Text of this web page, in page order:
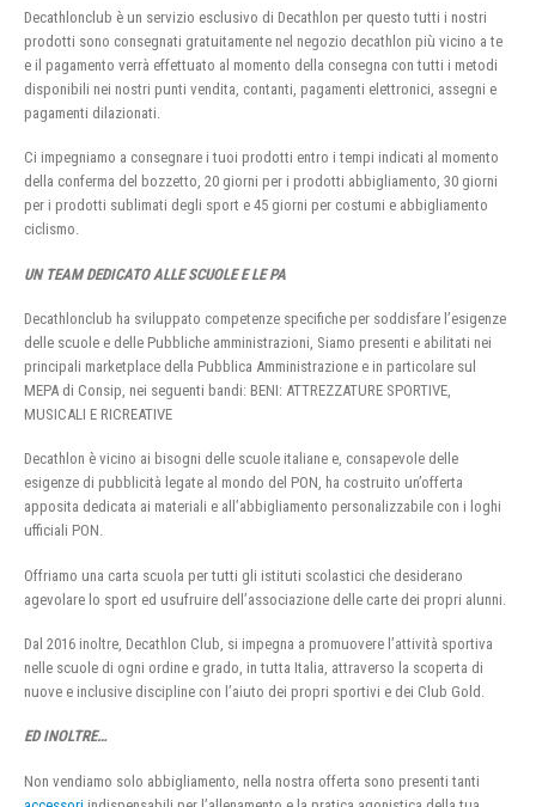
Decathlonclub è un servizio esclusivo di Decathlon per questo tutti i nostri
prodotti sono consegnati gratuitamente nel negozio decathlon più vicino a te
e il pagamento verrà effettuato al momento della consegna con tutti i metodi
disponibili nei nostri punti vendita, contanti, pagamenti elettronici, assegni e
pagamenti dilazionati.
Ci impegniamo a consegnare i tuoi prodotti entro i tempi indicati al momento
della conferma del bozzetto, 20 giorni per i prodotti abbigliamento, 30 giorni
per i prodotti sublimati degli sport e 45 giorni per costumi e abbigliamento
ciclismo.
UN TEAM DEDICATO ALLE SCUOLE E LE PA
Decathlonclub ha sviluppato competenze specifiche per soddisfare l’esigenze
delle scuole e delle Pubbliche amministrazioni, Siamo presenti e abilitati nei
principali marketplace della Pubblica Amministrazione e in particolare sul
MEPA di Consip, nei seguenti bandi: BENI: ATTREZZATURE SPORTIVE,
MUSICALI E RICREATIVE
Decathlon è vicino ai bisogni delle scuole italiane e, consapevole delle
esigenze di pubblicità legate al mondo del PON, ha costruito un’offerta
apposita dedicata ai materiali e all’abbigliamento personalizzabile con i loghi
ufficiali PON.
Offriamo una carta scuola per tutti gli istituti scolastici che desiderano
agevolare lo sport ed usufruire dell’associazione delle carte dei propri alunni.
Dal 2016 inoltre, Decathlon Club, si impegna a promuovere l’attività sportiva
nelle scuole di ogni ordine e grado, in tutta Italia, attraverso la scoperta di
nuove e inclusive discipline con l’aiuto dei propri sportivi e dei Club Gold.
ED INOLTRE…
Non vendiamo solo abbigliamento, nella nostra offerta sono presenti tanti